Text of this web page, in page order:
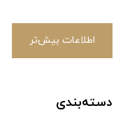
اطلاعات بیش‌تر
دسته‌بندی